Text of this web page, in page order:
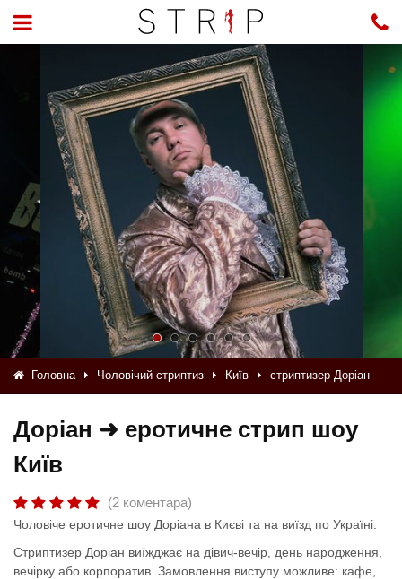
Головна Чоловічий стриптиз Київ стриптизер Доріан
Доріан ➜ еротичне стрип шоу
Київ
(2 коментара)
Чоловіче еротичне шоу Доріана в Києві та на виїзд по Україні.
Стриптизер Доріан виїжджає на дівич-вечір, день народження,
вечірку або корпоратив. Замовлення виступу можливе: кафе,